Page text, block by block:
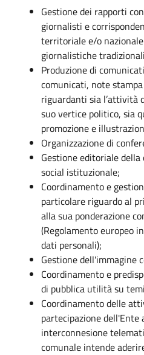
Gestione dei rapporti
giornalisti e
territoriale e/o
giornalistiche
Produzione di
comunicati, note
riguardanti sia l’attività
suo vertice politico, sia
promozione e
Organizzazione di
Gestione editoriale
social istituzionale;
Coordinamento e
particolare riguardo al
alla sua ponderazione
(Regolamento europeo
dati personali);
Gestione dell'immagine
Coordinamento e
di pubblica utilità su
Coordinamento delle
partecipazione dell'Ente
interconnesione
comunale intende